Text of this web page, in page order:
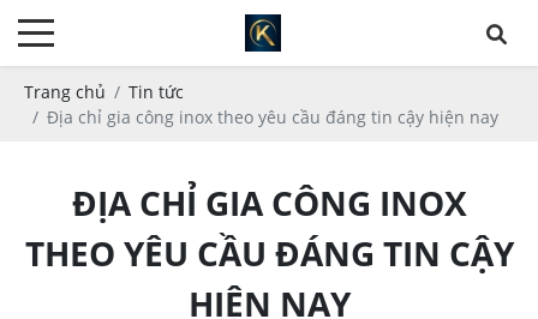
Trang chủ
Tin tức
Địa chỉ gia công inox theo yêu cầu đáng tin cậy hiện nay
ĐỊA CHỈ GIA CÔNG INOX
THEO YÊU CẦU ĐÁNG TIN CẬY
HIỆN NAY